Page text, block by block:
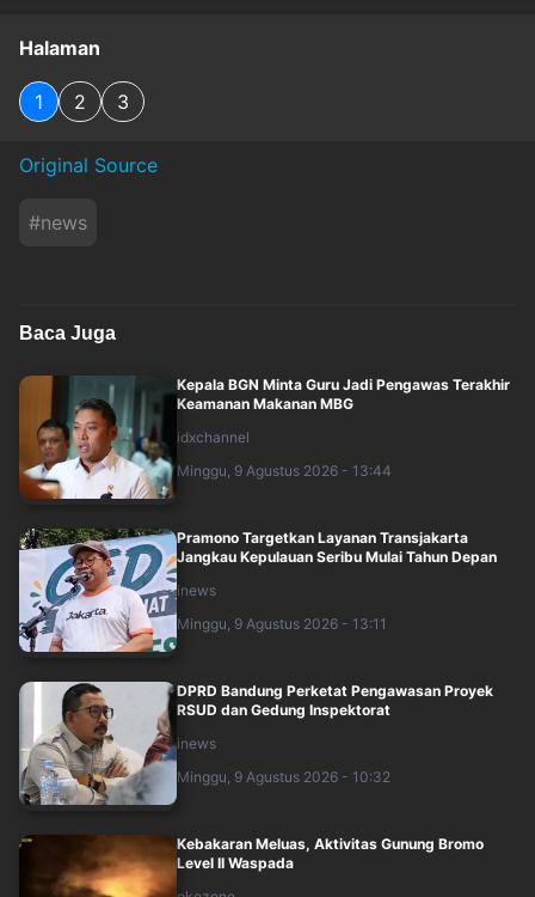
Halaman
1 2 3
Original Source
#news
Baca Juga
Kepala BGN Minta Guru Jadi Pengawas Terakhir
Keamanan Makanan MBG
idxchannel
Minggu, 9 Agustus 2026 - 13:44
Pramono Targetkan Layanan Transjakarta
Jangkau Kepulauan Seribu Mulai Tahun Depan
inews
Minggu, 9 Agustus 2026 - 13:11
DPRD Bandung Perketat Pengawasan Proyek
RSUD dan Gedung Inspektorat
inews
Minggu, 9 Agustus 2026 - 10:32
Kebakaran Meluas, Aktivitas Gunung Bromo
Level II Waspada